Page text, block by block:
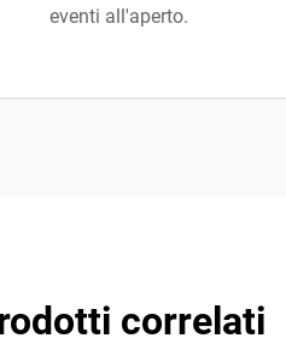
eventi all'aperto.
correlati